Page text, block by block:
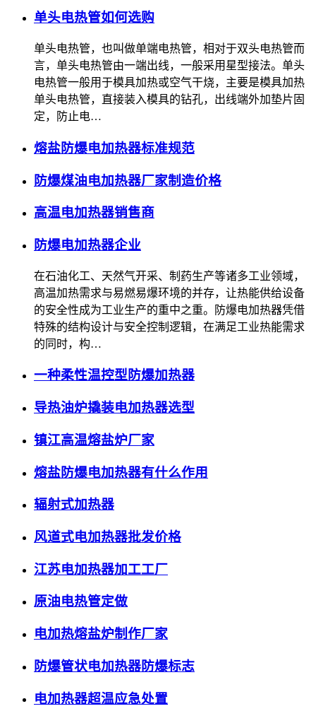
单头电热管如何选购
单头电热管，也叫做单端电热管，相对于双头电热管而
言，单头电热管由一端出线，一般采用星型接法。单头
电热管一般用于模具加热或空气干烧，主要是模具加热
单头电热管，直接装入模具的钻孔，出线端外加垫片固
定，防止电…
熔盐防爆电加热器标准规范
防爆煤油电加热器厂家制造价格
高温电加热器销售商
防爆电加热器企业
在石油化工、天然气开采、制药生产等诸多工业领域，
高温加热需求与易燃易爆环境的并存，让热能供给设备
的安全性成为工业生产的重中之重。防爆电加热器凭借
特殊的结构设计与安全控制逻辑，在满足工业热能需求
的同时，构…
一种柔性温控型防爆加热器
导热油炉撬装电加热器选型
镇江高温熔盐炉厂家
熔盐防爆电加热器有什么作用
辐射式加热器
风道式电加热器批发价格
江苏电加热器加工工厂
原油电热管定做
电加热熔盐炉制作厂家
防爆管状电加热器防爆标志
电加热器超温应急处置